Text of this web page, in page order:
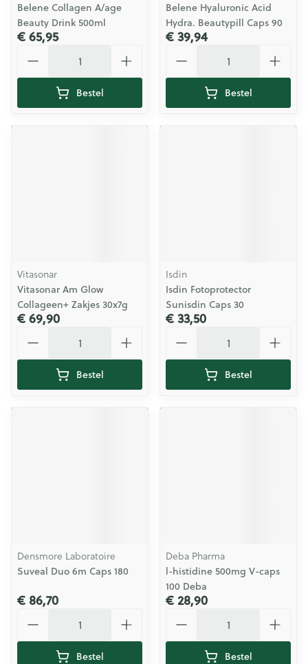
Belene Collagen A/age
Beauty Drink 500ml
€ 65,95
Bestel
Belene Hyaluronic Acid
Hydra. Beautypill Caps 90
€ 39,94
Bestel
Vitasonar
Vitasonar Am Glow
Collageen+ Zakjes 30x7g
€ 69,90
Bestel
Isdin
Isdin Fotoprotector
Sunisdin Caps 30
€ 33,50
Bestel
Densmore Laboratoire
Suveal Duo 6m Caps 180
€ 86,70
Bestel
Deba Pharma
l-histidine 500mg V-caps
100 Deba
€ 28,90
Bestel